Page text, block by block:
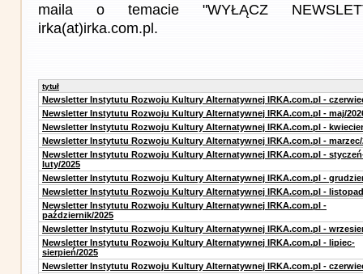
maila o temacie "WYŁĄCZ
irka(at)irka.com.pl.
tytuł
Newsletter Instytutu Rozwoju Kultury Alternatywnej IRKA.com.pl -
Newsletter Instytutu Rozwoju Kultury Alternatywnej IRKA.com.pl - maj/
Newsletter Instytutu Rozwoju Kultury Alternatywnej IRKA.com.pl -
Newsletter Instytutu Rozwoju Kultury Alternatywnej IRKA.com.pl - marzec/
Newsletter Instytutu Rozwoju Kultury Alternatywnej IRKA.com.pl -
luty/2025
Newsletter Instytutu Rozwoju Kultury Alternatywnej IRKA.com.pl -
Newsletter Instytutu Rozwoju Kultury Alternatywnej IRKA.com.pl -
Newsletter Instytutu Rozwoju Kultury Alternatywnej IRKA.com.pl -
październik/2025
Newsletter Instytutu Rozwoju Kultury Alternatywnej IRKA.com.pl -
Newsletter Instytutu Rozwoju Kultury Alternatywnej IRKA.com.pl - lipiec-
sierpień/2025
Newsletter Instytutu Rozwoju Kultury Alternatywnej IRKA.com.pl -